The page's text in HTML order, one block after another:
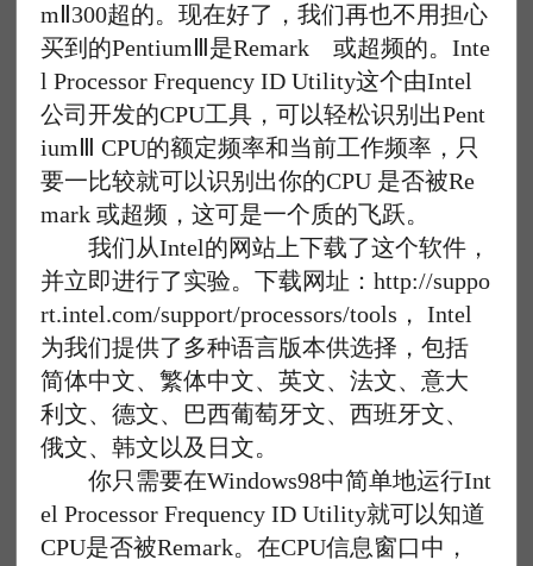
mⅡ300超的。现在好了，我们再也不用担心
买到的PentiumⅢ是Remark 或超频的。Inte
l Processor Frequency ID Utility这个由Intel
公司开发的CPU工具，可以轻松识别出Pent
iumⅢ CPU的额定频率和当前工作频率，只
要一比较就可以识别出你的CPU 是否被Re
mark 或超频，这可是一个质的飞跃。
我们从Intel的网站上下载了这个软件，
并立即进行了实验。下载网址：http://suppo
rt.intel.com/support/processors/tools， Intel
为我们提供了多种语言版本供选择，包括
简体中文、繁体中文、英文、法文、意大
利文、德文、巴西葡萄牙文、西班牙文、
俄文、韩文以及日文。
你只需要在Windows98中简单地运行Int
el Processor Frequency ID Utility就可以知道
CPU是否被Remark。在CPU信息窗口中，